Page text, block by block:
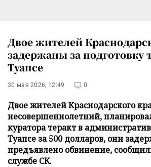
Двое жителей
задержаны за подготовку
Туапсе
30 мая 2026, 12:49 0
Двое жителей Краснодарского
несовершеннолетний,
куратора теракт в
Туапсе за 500 долларов, они
предъявлено обвинение,
службе СК.